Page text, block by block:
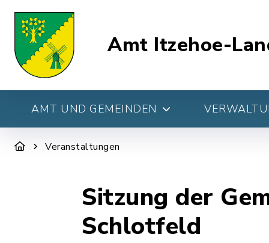
Amt Itzehoe-
AMT UND GEMEINDEN
Veranstaltungen
Sitzung der
Schlotfeld